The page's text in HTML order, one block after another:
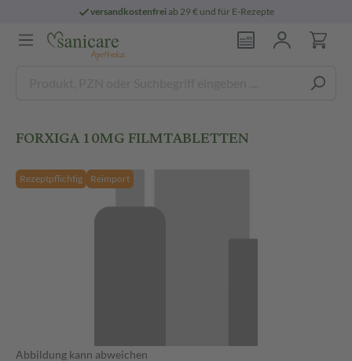
versandkostenfreiab 29 € und für E-Rezepte
FORXIGA 10MG FILMTABLETTEN
Rezeptpflichtig Reimport
Abbildung kann abweichen